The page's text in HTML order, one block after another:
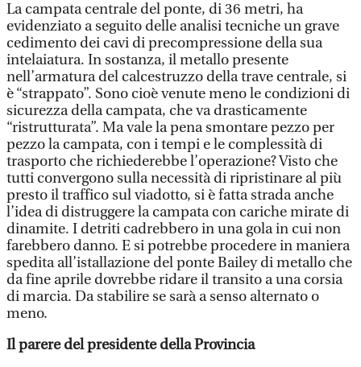
La campata centrale del ponte, di 36 metri, ha
evidenziato a seguito delle analisi tecniche un grave
cedimento dei cavi di precompressione della sua
intelaiatura. In sostanza, il metallo presente
nell’armatura del calcestruzzo della trave centrale, si
è “strappato”. Sono cioè venute meno le condizioni di
sicurezza della campata, che va drasticamente
“ristrutturata”. Ma vale la pena smontare pezzo per
pezzo la campata, con i tempi e le complessità di
trasporto che richiederebbe l’operazione? Visto che
tutti convergono sulla necessità di ripristinare al più
presto il traffico sul viadotto, si è fatta strada anche
l’idea di distruggere la campata con cariche mirate di
dinamite. I detriti cadrebbero in una gola in cui non
farebbero danno. E si potrebbe procedere in maniera
spedita all’istallazione del ponte Bailey di metallo che
da fine aprile dovrebbe ridare il transito a una corsia
di marcia. Da stabilire se sarà a senso alternato o
meno.
Il parere del presidente della Provincia